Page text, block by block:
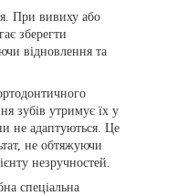
При вивиху або
зберегти
відновлення та
зубів утримує їх у
не адаптуються. Це
не обтяжуючи
незручностей.
спеціальна